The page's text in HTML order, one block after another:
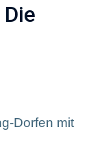
Dorfen mit